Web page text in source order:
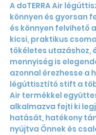
A doTERRA Air
könnyen és gyorsan
és könnyen felvihető
kicsi, praktikus
tökéletes utazáshoz,
mennyiség is
azonnal érezhesse a
légúttisztító stift a
Air termékkel
alkalmazva fejti ki
hatását, hatékony
nyújtva Önnek és